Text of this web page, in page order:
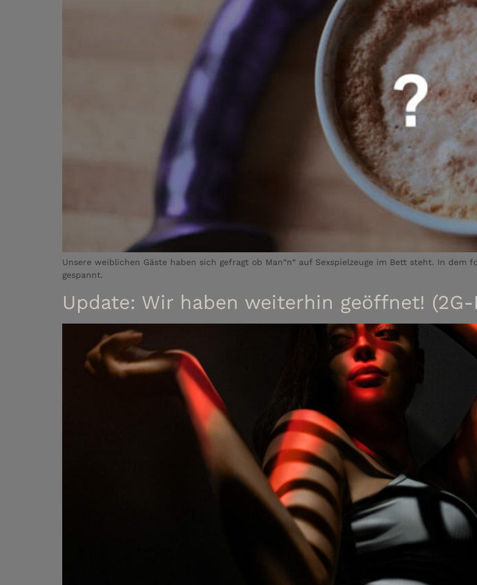
Unsere weiblichen Gäste haben sich gefragt ob Man“n“ auf Sexspielzeuge im Bett steht. In
gespannt.
Update: Wir haben weiterhin geöffnet! (2G-